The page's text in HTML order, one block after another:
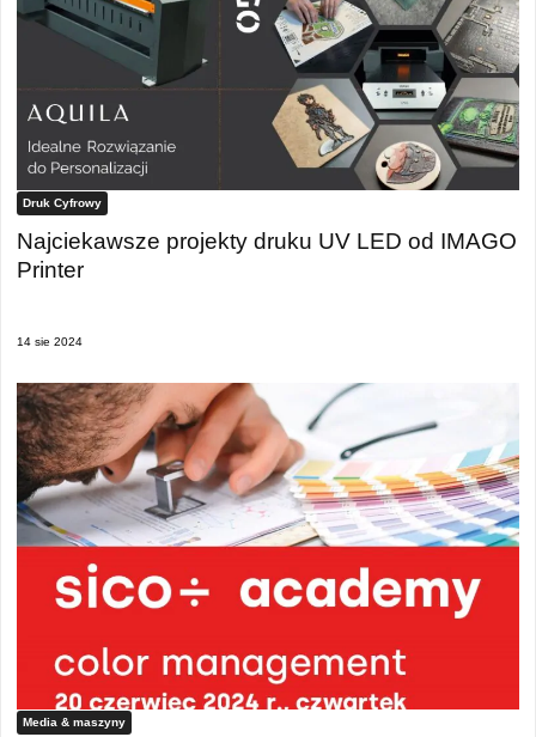
Druk Cyfrowy
Najciekawsze projekty druku UV LED od IMAGO
Printer
14 sie 2024
Media & maszyny